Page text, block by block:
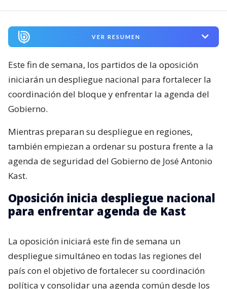
VER RESUMEN
Este fin de semana, los partidos de la oposición
iniciarán un despliegue nacional para fortalecer la
coordinación del bloque y enfrentar la agenda del
Gobierno.
Mientras preparan su despliegue en regiones,
también empiezan a ordenar su postura frente a la
agenda de seguridad del Gobierno de José Antonio
Kast.
Oposición inicia despliegue nacional
para enfrentar agenda de Kast
La oposición iniciará este fin de semana un
despliegue simultáneo en todas las regiones del
país con el objetivo de fortalecer su coordinación
política y consolidar una agenda común desde los